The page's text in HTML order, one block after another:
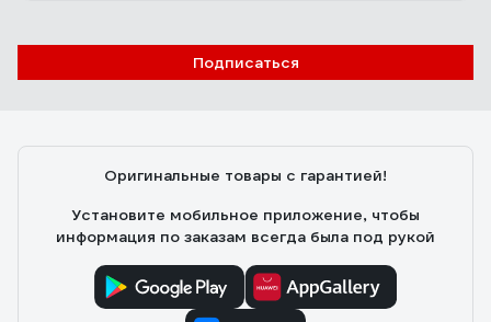
Подписаться
Оригинальные товары с гарантией!
Установите мобильное приложение, чтобы
информация по заказам всегда была под рукой